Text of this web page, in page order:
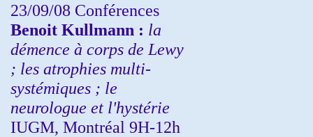
23/09/08 Conférences
Benoit Kullmann : la
démence à corps de Lewy
; les atrophies multi-
systémiques ; le
neurologue et l'hystérie
IUGM, Montréal 9H-12h